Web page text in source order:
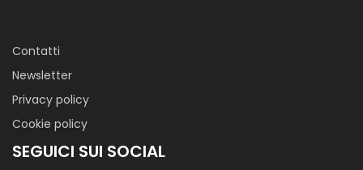
Contatti
Newsletter
Privacy policy
Cookie policy
SEGUICI SUI SOCIAL